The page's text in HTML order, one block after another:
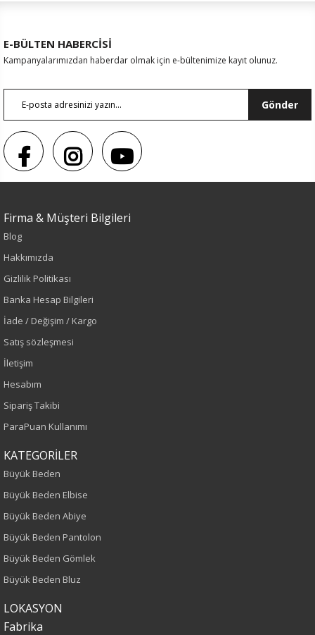
Renk
Sezon
İlkbahar-Yaz
Yaş Grubu
Kalıp
Boy
75
E-BÜLTEN HABERCİSİ
Kampanyalarımızdan haberdar olmak için e-bültenimize kayıt olunuz.
Gönder
Firma & Müşteri Bilgileri
Blog
Hakkımızda
Gizlilik Politikası
Banka Hesap Bilgileri
İade / Değişim / Kargo
Satış sözleşmesi
İletişim
Hesabım
Sipariş Takibi
ParaPuan Kullanımı
KATEGORİLER
Büyük Beden
Büyük Beden Elbise
Büyük Beden Abiye
Büyük Beden Pantolon
Büyük Beden Gömlek
Büyük Beden Bluz
LOKASYON
Fabrika